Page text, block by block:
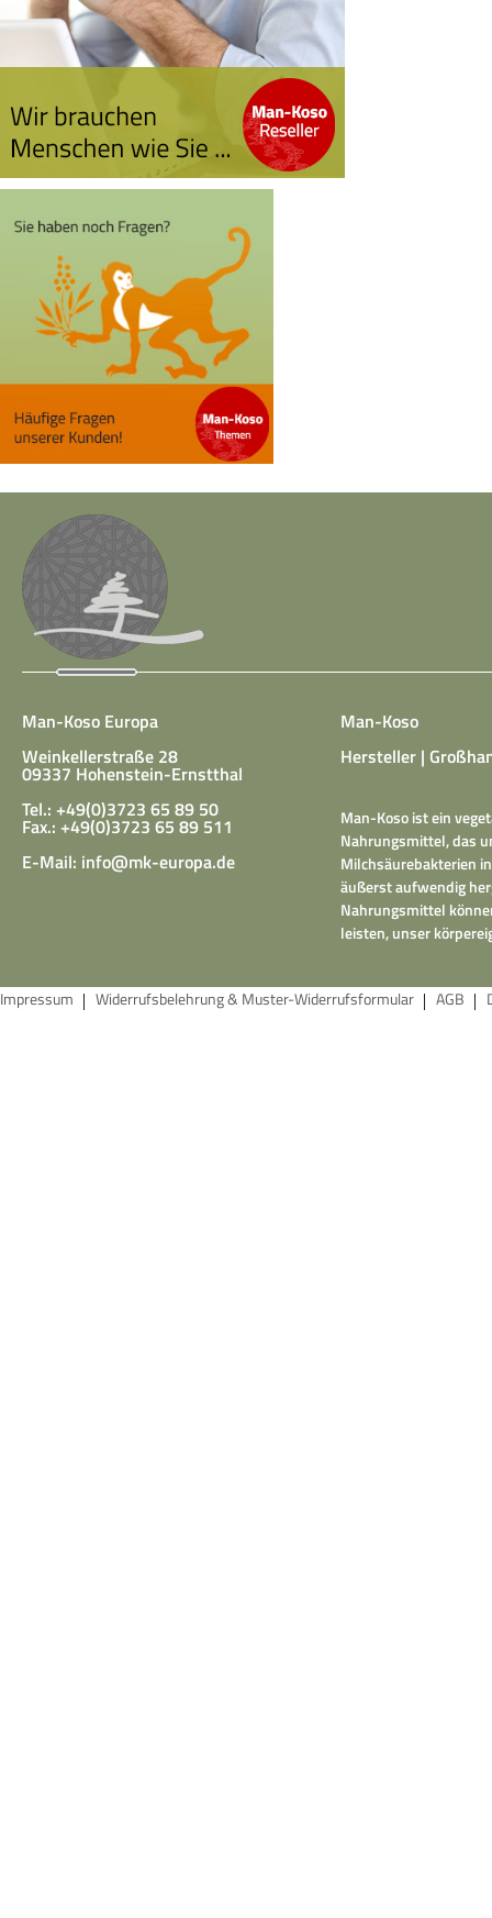
Man-Koso Europa
Weinkellerstraße 28
09337 Hohenstein-Ernstthal
Tel.: +49(0)3723 65 89 50
Fax.: +49(0)3723 65 89 511
E-Mail: info@mk-europa.de
Man-Koso
Hersteller |
Man-Koso ist ein
Nahrungsmittel, das
Milchsäurebakterien
äußerst aufwendig
Nahrungsmittel
leisten, unser
Impressum Widerrufsbelehrung & Muster-Widerrufsformular AGB